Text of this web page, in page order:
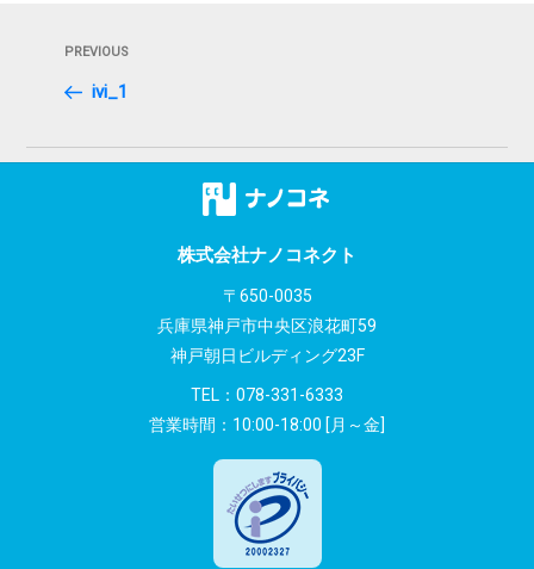
ビ
Previous
Post
PREVIOUS
ivi_1
株式会社ナノコネクト
〒650-0035
兵庫県神戸市中央区浪花町59
神戸朝日ビルディング23F
TEL： 078-331-6333
営業時間：10:00-18:00 [月～金]